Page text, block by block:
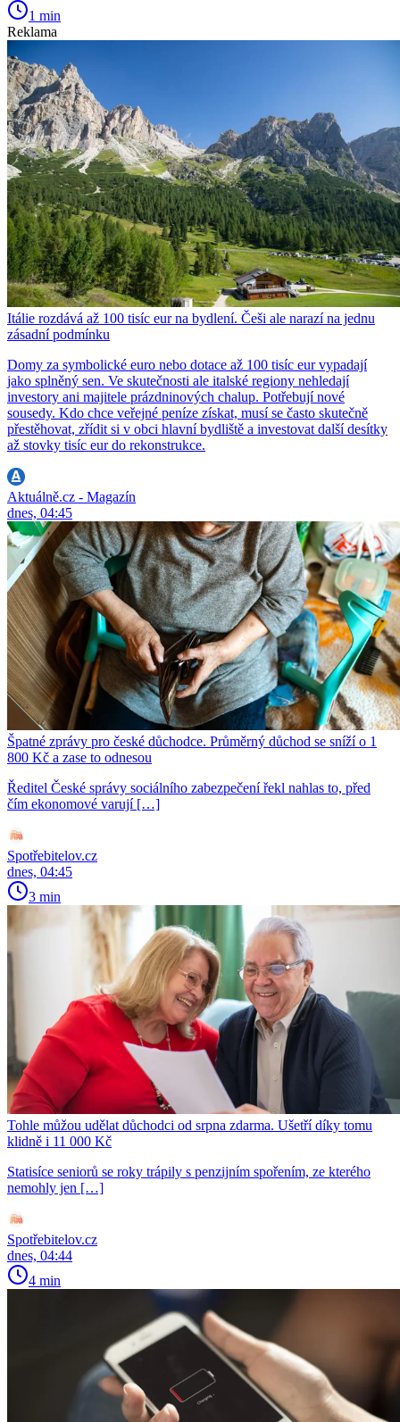
1 min
Reklama
Itálie rozdává až 100 tisíc eur na bydlení. Češi ale narazí na jednu
zásadní podmínku
Domy za symbolické euro nebo dotace až 100 tisíc eur vypadají
jako splněný sen. Ve skutečnosti ale italské regiony nehledají
investory ani majitele prázdninových chalup. Potřebují nové
sousedy. Kdo chce veřejné peníze získat, musí se často skutečně
přestěhovat, zřídit si v obci hlavní bydliště a investovat další desítky
až stovky tisíc eur do rekonstrukce.
Aktuálně.cz - Magazín
dnes, 04:45
Špatné zprávy pro české důchodce. Průměrný důchod se sníží o 1
800 Kč a zase to odnesou
Ředitel České správy sociálního zabezpečení řekl nahlas to, před
čím ekonomové varují […]
Spotřebitelov.cz
dnes, 04:45
3 min
Tohle můžou udělat důchodci od srpna zdarma. Ušetří díky tomu
klidně i 11 000 Kč
Statisíce seniorů se roky trápily s penzijním spořením, ze kterého
nemohly jen […]
Spotřebitelov.cz
dnes, 04:44
4 min